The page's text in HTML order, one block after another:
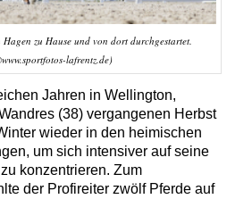
Hagen zu Hause und von dort durchgestartet.
lafrentz.de)
Jahren in Wellington,
(38) vergangenen Herbst
wieder in den heimischen
um sich intensiver auf seine
konzentrieren. Zum
der Profireiter zwölf Pferde auf